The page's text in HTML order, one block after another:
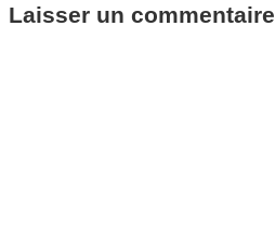
Laisser un commentaire